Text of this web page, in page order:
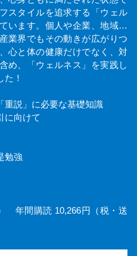
スタイルを追求する「ウェル
います。個人や企業、地域…
業界でもその動きが広がりつ
心と体の健康だけでなく、対
め、「ウェルネス」を実践し
！
重説」に必要な基礎知識
に向けて
勉強
年間購読 10,266円（税・送